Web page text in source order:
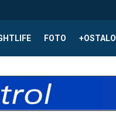
FOTO +OSTALO